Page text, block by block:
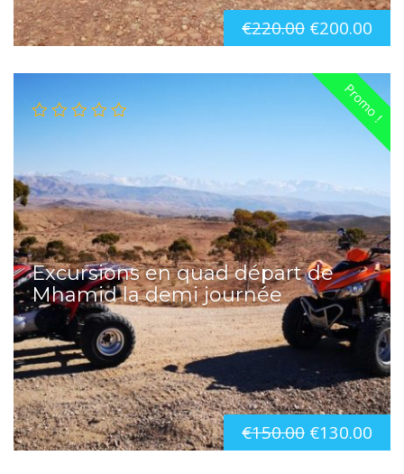
€220.00 €200.00
Promo !
Excursions en quad départ de
Mhamid la demi journée
€150.00 €130.00